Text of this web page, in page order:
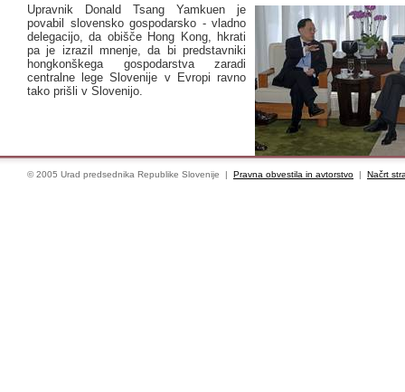
Upravnik Donald Tsang Yamkuen je
povabil slovensko gospodarsko - vladno
delegacijo, da obišče Hong Kong, hkrati
pa je izrazil mnenje, da bi predstavniki
hongkonškega gospodarstva zaradi
centralne lege Slovenije v Evropi ravno
tako prišli v Slovenijo.
© 2005 Urad predsednika Republike Slovenije | Pravna obvestila in avtorstvo | Načrt